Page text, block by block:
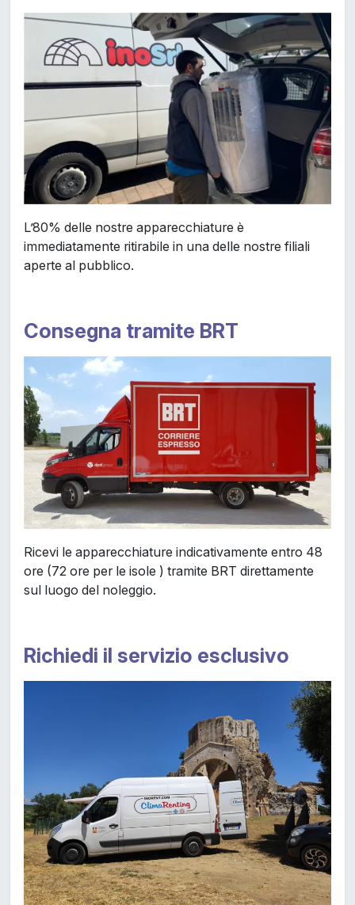
L’80% delle nostre apparecchiature è
immediatamente ritirabile in una delle nostre filiali
aperte al pubblico.
Consegna tramite BRT
Ricevi le apparecchiature indicativamente entro 48
ore (72 ore per le isole ) tramite BRT direttamente
sul luogo del noleggio.
Richiedi il servizio esclusivo